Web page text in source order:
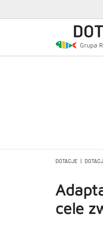
DOTACJE |
cele